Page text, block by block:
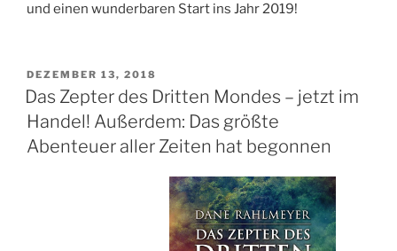
und einen wunderbaren Start ins Jahr 2019!
VERÖFFENTLICHT
AM
DEZEMBER 13, 2018
Das Zepter des Dritten Mondes – jetzt im
Handel! Außerdem: Das größte
Abenteuer aller Zeiten hat begonnen